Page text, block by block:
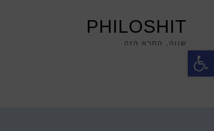
פתח סרגל נגישות
PHILOSHIT
שווה, החרא הזה